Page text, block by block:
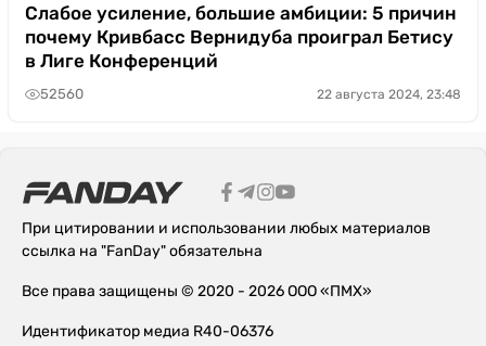
Слабое усиление, большие амбиции: 5 причин
почему Кривбасс Вернидуба проиграл Бетису
в Лиге Конференций
52560 22 августа 2024, 23:48
При цитировании и использовании любых материалов
ссылка на "FanDay" обязательна
Все права защищены © 2020 - 2026 ООО «ПМХ»
Идентификатор медиа R40-06376